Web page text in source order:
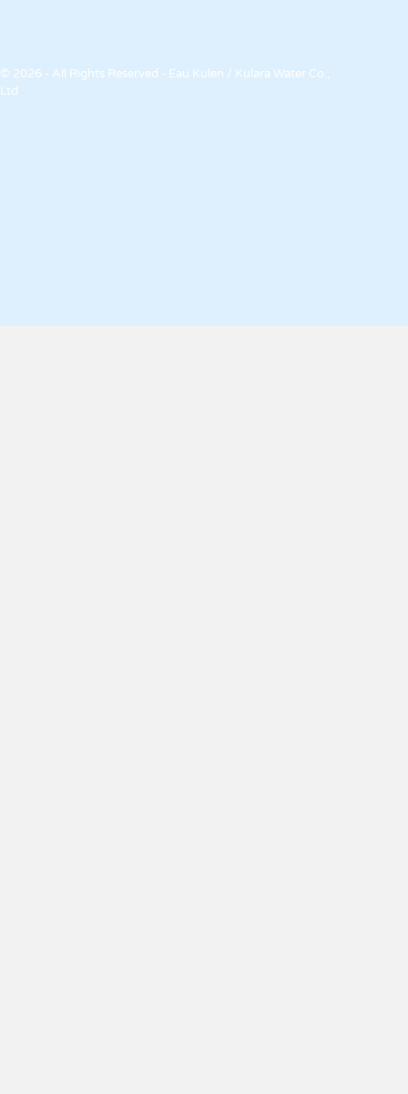
© 2026 - All Rights Reserved - Eau Kulen / Kulara Water Co.,
Ltd